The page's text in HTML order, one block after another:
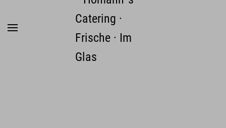
Zum Hauptinhalt springen